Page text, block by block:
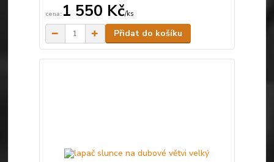
1 550 Kč/ks
Přidat do košíku